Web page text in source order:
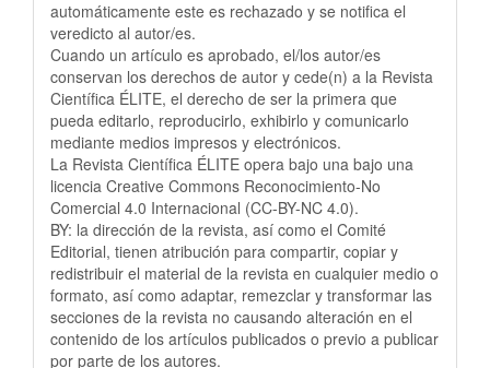
automáticamente este es rechazado y se notifica el
veredicto al autor/es.
Cuando un artículo es aprobado, el/los autor/es
conservan los derechos de autor y cede(n) a la Revista
Científica ÉLITE, el derecho de ser la primera que
pueda editarlo, reproducirlo, exhibirlo y comunicarlo
mediante medios impresos y electrónicos.
La Revista Científica ÉLITE opera bajo una bajo una
licencia Creative Commons Reconocimiento-No
Comercial 4.0 Internacional (CC-BY-NC 4.0).
BY: la dirección de la revista, así como el Comité
Editorial, tienen atribución para compartir, copiar y
redistribuir el material de la revista en cualquier medio o
formato, así como adaptar, remezclar y transformar las
secciones de la revista no causando alteración en el
contenido de los artículos publicados o previo a publicar
por parte de los autores.